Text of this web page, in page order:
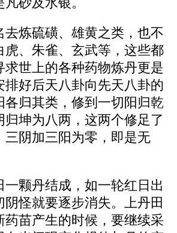
去炼硫磺、雄黄之类，也不
虎、朱雀、玄武等，这些都
求世上的各种药物炼丹更是
排好后天八卦向先天八卦的
各归其类，修到一切阳归乾
归坤为八两，这两个修足了
三阴加三阳为零，即是无
一颗丹结成，如一轮红日出
怪就要逐步消失。上丹田
药苗产生的时候，要继续采